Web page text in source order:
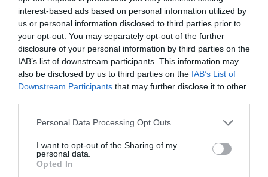
interest-based ads based on personal information utilized by
us or personal information disclosed to third parties prior to
your opt-out. You may separately opt-out of the further
disclosure of your personal information by third parties on the
IAB’s list of downstream participants. This information may
also be disclosed by us to third parties on the IAB’s List of
Downstream Participants that may further disclose it to other
Please note that this website/app uses one or more Google
not limited to your visit or usage behaviour. You may click to
grant or deny consent to Google and its third-party tags to
use your data for below specified purposes in below Google
Personal Data Processing Opt Outs
I want to opt-out of the Sharing of my
personal data.
Opted In
«Οι εντελώς αθώοι»: Η ανάρτηση του Αρκά για
τα ζώα που χάθηκαν στις πυρκαγιές της
Αττικής (φωτο)